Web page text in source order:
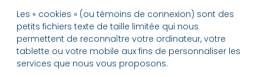
Les « cookies » (ou témoins de connexion) sont des
petits fichiers texte de taille limitée qui nous
permettent de reconnaître votre ordinateur, votre
tablette ou votre mobile aux fins de personnaliser les
services que nous vous proposons.